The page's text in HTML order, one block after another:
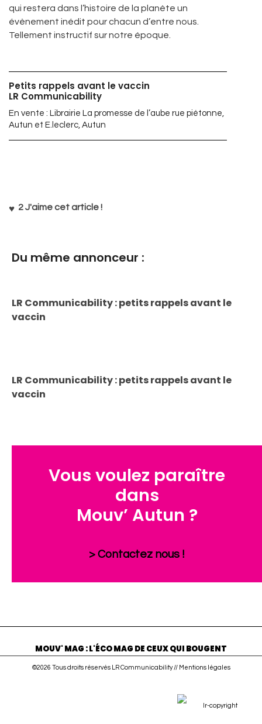
qui restera dans l’histoire de la planète un
évènement inédit pour chacun d’entre nous.
Tellement instructif sur notre époque.
Petits rappels avant le vaccin
LR Communicability
En vente : Librairie La promesse de l’aube rue piétonne,
Autun et E.leclerc, Autun
2J'aime cet article !
Du même annonceur :
LR Communicability : petits rappels avant le
vaccin
LR Communicability : petits rappels avant le
vaccin
Vous voulez paraître
dans
Mouv’ Autun ?
> Contactez nous !
MOUV' MAG : L'ÉCO MAG DE CEUX QUI BOUGENT
©2026 Tous droits réservés LR Communicability // Mentions légales